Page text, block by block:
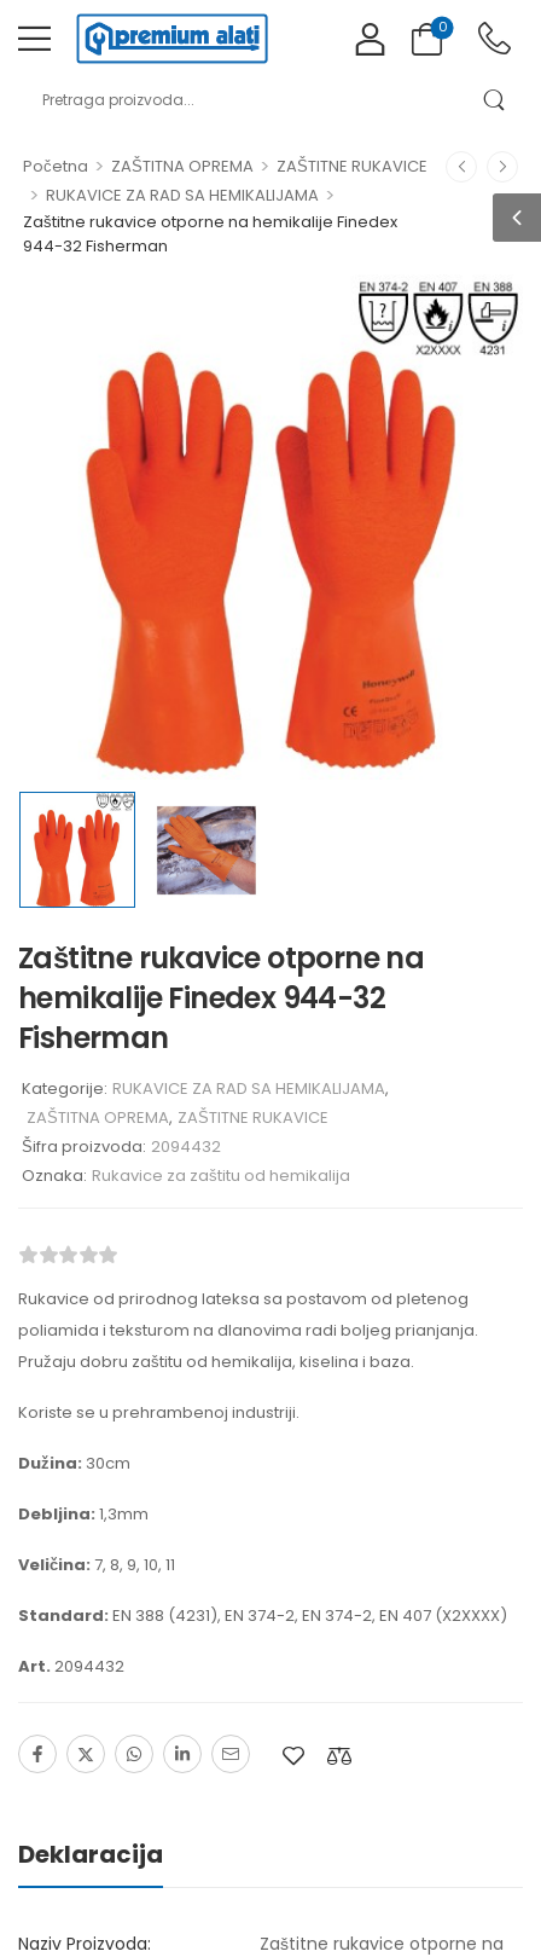
0
Početna > ZAŠTITNA OPREMA > ZAŠTITNE RUKAVICE
> RUKAVICE ZA RAD SA HEMIKALIJAMA >
Zaštitne rukavice otporne na hemikalije Finedex
944-32 Fisherman
Zaštitne rukavice otporne na
hemikalije Finedex 944-32
Fisherman
Kategorije: RUKAVICE ZA RAD SA HEMIKALIJAMA,
ZAŠTITNA OPREMA, ZAŠTITNE RUKAVICE
Šifra proizvoda: 2094432
Oznaka: Rukavice za zaštitu od hemikalija
Rukavice od prirodnog lateksa sa postavom od pletenog
poliamida i teksturom na dlanovima radi boljeg prianjanja.
Pružaju dobru zaštitu od hemikalija, kiselina i baza.
Koriste se u prehrambenoj industriji.
Dužina: 30cm
Debljina: 1,3mm
Veličina: 7, 8, 9, 10, 11
Standard: EN 388 (4231), EN 374-2, EN 374-2, EN 407 (X2XXXX)
Art. 2094432
Deklaracija
Naziv Proizvoda:
Zaštitne rukavice otporne na